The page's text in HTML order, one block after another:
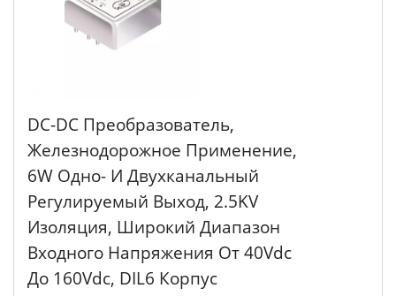
DC-DC Преобразователь,
Железнодорожное Применение,
6W Одно- И Двухканальный
Регулируемый Выход, 2.5KV
Изоляция, Широкий Диапазон
Входного Напряжения От 40Vdc
До 160Vdc, DIL6 Корпус